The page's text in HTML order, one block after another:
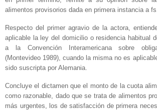
alimentos provisorios dada en primera instancia a
Respecto del primer agravio de la actora,
aplicable la ley del domicilio o residencia habitual
a la Convención Interamericana sobre
(Montevideo 1989), cuando la misma no es
sido suscripta por Alemania.
Concluye el dictamen que el monto de la cuota
como razonable, dado que se trata de alimentos
más urgentes, los de satisfacción de primera